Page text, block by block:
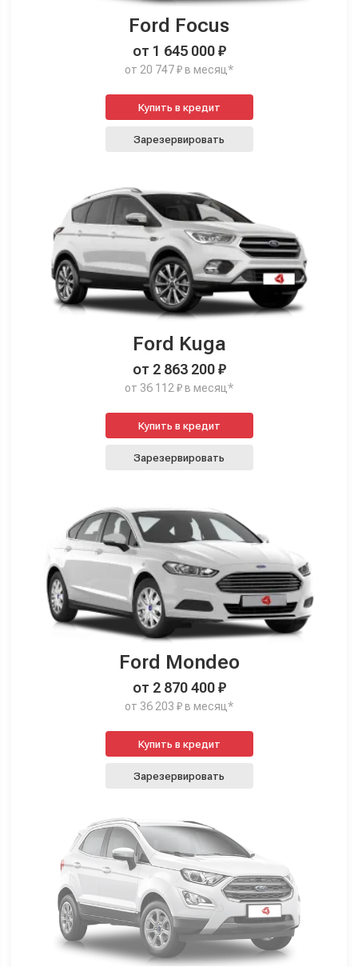
Ford Focus
от 1 645 000 ₽
от 20 747 ₽ в месяц*
Купить в кредит
Зарезервировать
Ford Kuga
от 2 863 200 ₽
от 36 112 ₽ в месяц*
Купить в кредит
Зарезервировать
Ford Mondeo
от 2 870 400 ₽
от 36 203 ₽ в месяц*
Купить в кредит
Зарезервировать